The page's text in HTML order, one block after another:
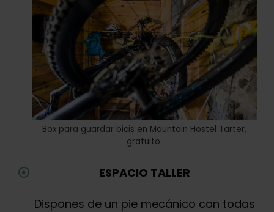
Box para guardar bicis en Mountain Hostel Tarter,
gratuito.
ESPACIO TALLER
Dispones de un pie mecánico con todas